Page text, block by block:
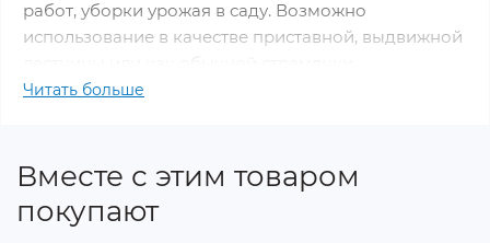
работ, уборки урожая в саду. Возможно
использование в качестве приставной, выдвижной
Прочный направляющий профиль,
обеспечивающий удобное раскладывание
лестницы
Читать больше
Вместе с этим товаром
покупают